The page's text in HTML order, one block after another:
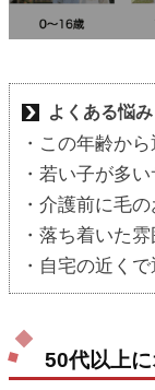
よくある悩み
・この年齢か
・若い子が多
・介護前に毛
・落ち着いた
・自宅の近く
50代以上